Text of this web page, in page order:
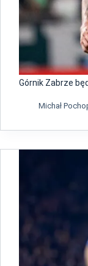
Górnik Zabrze
Michał